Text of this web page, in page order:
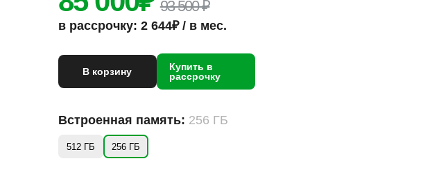
93 500 ₽
в рассрочку: 2 644₽ / в мес.
В корзину
Купить в
рассрочку
Встроенная память: 256 ГБ
512 ГБ 256 ГБ